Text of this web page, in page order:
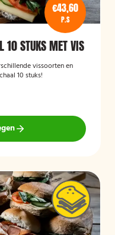
€43,60
P.S
10 STUKS MET VIS
vissoorten en
10 stuks!